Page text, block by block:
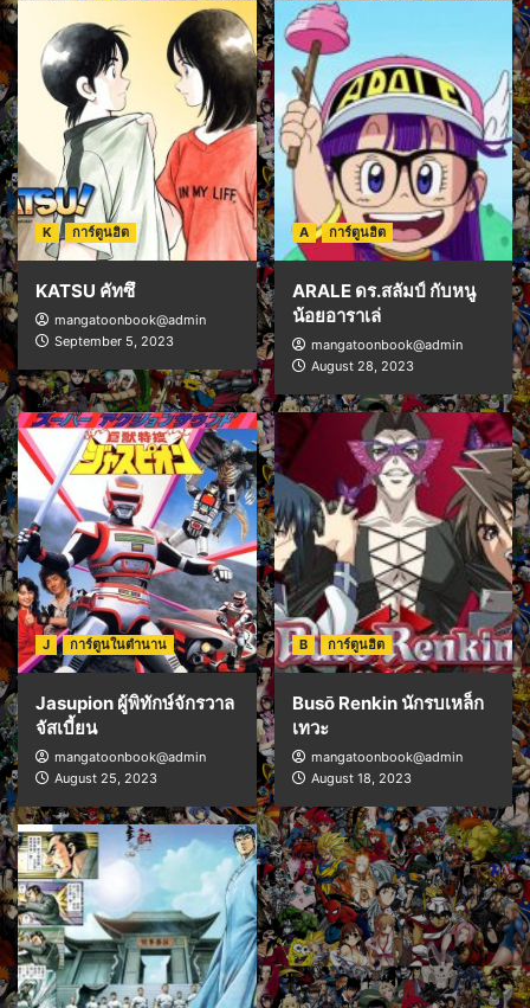
K การ์ตูนฮิต
KATSU คัทซึ
mangatoonbook@admin
September 5, 2023
A การ์ตูนฮิต
ARALE ดร.สลัมป์ กับหนู
น้อยอาราเล่
mangatoonbook@admin
August 28, 2023
J การ์ตูนในตำนาน
Jasupion ผู้พิทักษ์จักรวาล
จัสเบี้ยน
mangatoonbook@admin
August 25, 2023
B การ์ตูนฮิต
Busō Renkin นักรบเหล็ก
เทวะ
mangatoonbook@admin
August 18, 2023